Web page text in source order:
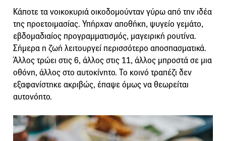
Κάποτε τα νοικοκυριά οικοδομούνταν γύρω από την ιδέα
της προετοιμασίας. Υπήρχαν αποθήκη, ψυγείο γεμάτο,
εβδομαδιαίος προγραμματισμός, μαγειρική ρουτίνα.
Σήμερα η ζωή λειτουργεί περισσότερο αποσπασματικά.
Άλλος τρώει στις 6, άλλος στις 11, άλλος μπροστά σε μια
οθόνη, άλλος στο αυτοκίνητο. Το κοινό τραπέζι δεν
εξαφανίστηκε ακριβώς, έπαψε όμως να θεωρείται
αυτονόητο.